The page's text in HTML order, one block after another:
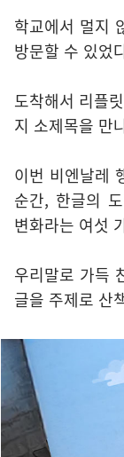
학교에서 멀지
방문할 수 있었
도착해서 리플
지 소제목을 만
이번 비엔날레
순간, 한글의
변화라는 여섯
우리말로 가득
글을 주제로 산